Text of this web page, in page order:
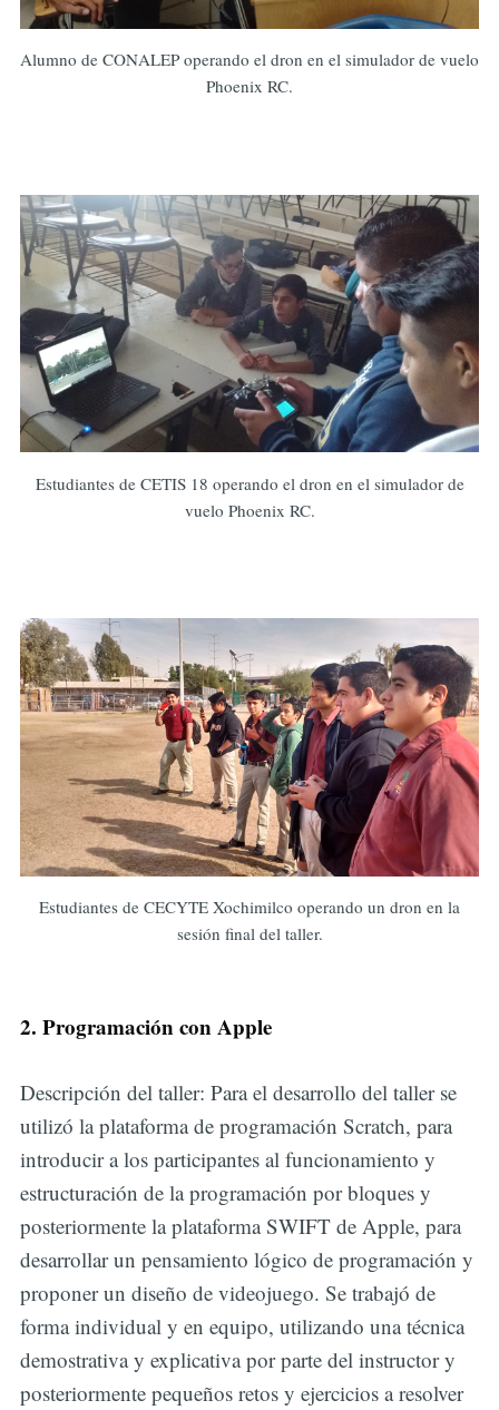
Alumno de CONALEP operando el dron en el simulador de vuelo
Phoenix RC.
Estudiantes de CETIS 18 operando el dron en el simulador de
vuelo Phoenix RC.
Estudiantes de CECYTE Xochimilco operando un dron en la
sesión final del taller.
2. Programación con Apple
Descripción del taller: Para el desarrollo del taller se
utilizó la plataforma de programación Scratch, para
introducir a los participantes al funcionamiento y
estructuración de la programación por bloques y
posteriormente la plataforma SWIFT de Apple, para
desarrollar un pensamiento lógico de programación y
proponer un diseño de videojuego. Se trabajó de
forma individual y en equipo, utilizando una técnica
demostrativa y explicativa por parte del instructor y
posteriormente pequeños retos y ejercicios a resolver